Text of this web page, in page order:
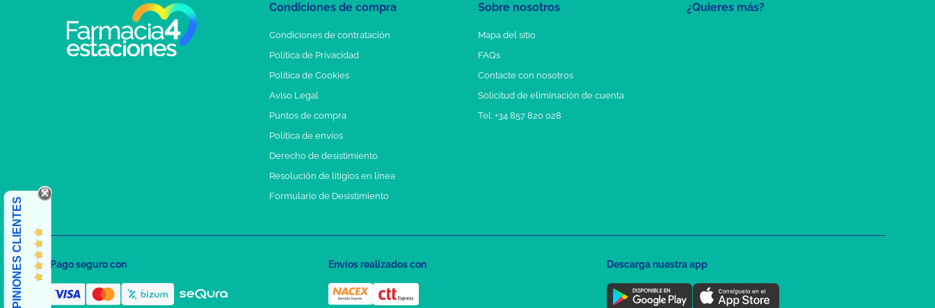
¿Quieres más?
Condiciones de compra
Condiciones de contratación
Política de Privacidad
Política de Cookies
Aviso Legal
Puntos de compra
Política de envíos
Derecho de desistimiento
Resolución de litigios en línea
Formulario de Desistimiento
Sobre nosotros
Mapa del sitio
FAQs
Contacte con nosotros
Solicitud de eliminación de cuenta
Tel: +34 857 820 028
OPINIONES CLIENTES Pago seguro con Envíos realizados con Descarga nuestra app